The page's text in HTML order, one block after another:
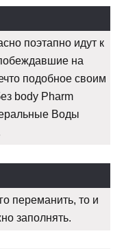
поэтапно идут к
на
подобное своим
body Pharm
Воды
переманить, то и
заполнять.